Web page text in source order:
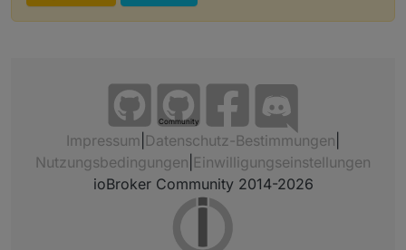
Community
Impressum Datenschutz-Bestimmungen
Nutzungsbedingungen Einwilligungseinstellungen
ioBroker Community 2014-2026